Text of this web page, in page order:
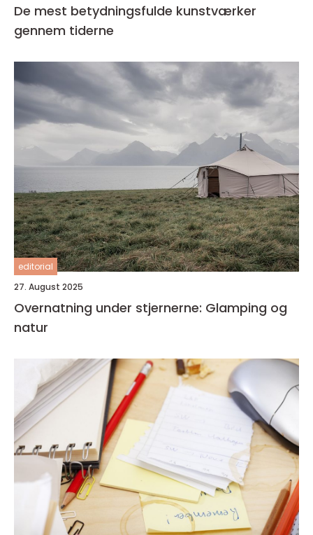
De mest betydningsfulde kunstværker
gennem tiderne
editorial
27. August 2025
Overnatning under stjernerne: Glamping og
natur